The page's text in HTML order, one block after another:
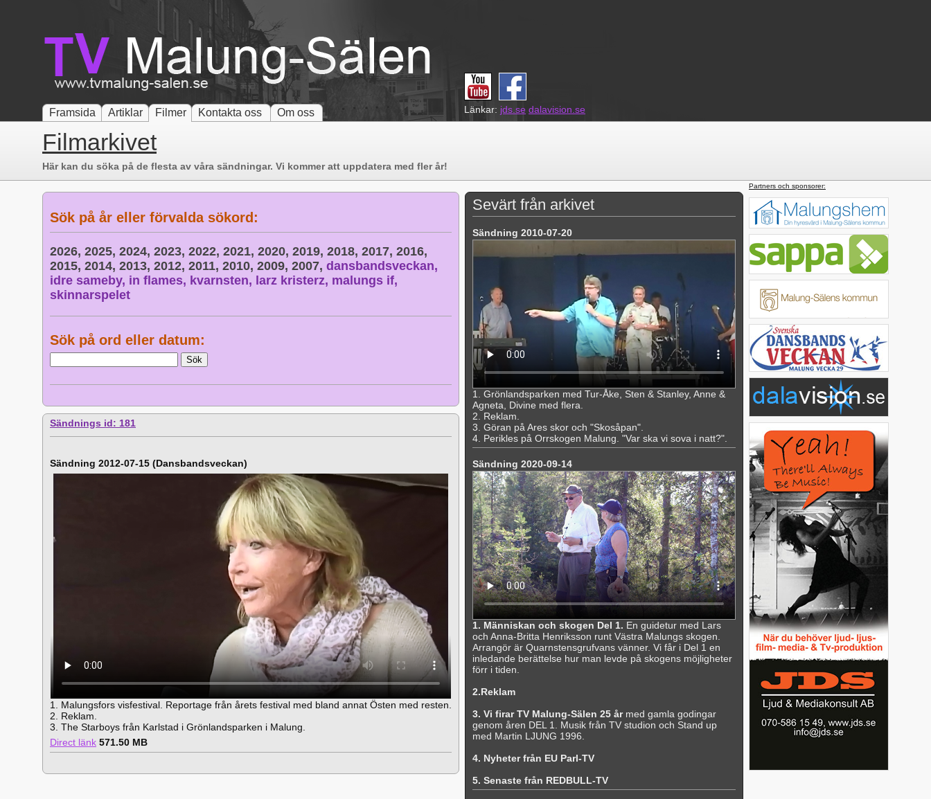
Framsida Artiklar Filmer Kontakta oss Om oss Länkar: jds.se dalavision.se
Filmarkivet
Här kan du söka på de flesta av våra sändningar. Vi kommer att uppdatera med fler år!
Sök på år eller förvalda sökord:
2026, 2025, 2024, 2023, 2022, 2021, 2020, 2019, 2018, 2017, 2016,
2015, 2014, 2013, 2012, 2011, 2010, 2009, 2007, dansbandsveckan,
idre sameby, in flames, kvarnsten, larz kristerz, malungs if,
skinnarspelet
Sök på ord eller datum:
Sändnings id: 181
Sändning 2012-07-15 (Dansbandsveckan)
1. Malungsfors visfestival. Reportage från årets festival med bland annat Östen med resten.
2. Reklam.
3. The Starboys från Karlstad i Grönlandsparken i Malung.
Direct länk 571.50 MB
Sevärt från arkivet
Sändning 2010-07-20
1. Grönlandsparken med Tur-Åke, Sten & Stanley, Anne &
Agneta, Divine med flera.
2. Reklam.
3. Göran på Ares skor och "Skosåpan".
4. Perikles på Orrskogen Malung. "Var ska vi sova i natt?".
Sändning 2020-09-14
1. Människan och skogen Del 1. En guidetur med Lars
och Anna-Britta Henriksson runt Västra Malungs skogen.
Arrangör är Quarnstensgrufvans vänner. Vi får i Del 1 en
inledande berättelse hur man levde på skogens möjligheter
förr i tiden.
2.Reklam
3. Vi firar TV Malung-Sälen 25 årmed gamla godingar
genom åren DEL 1. Musik från TV studion och Stand up
med Martin LJUNG 1996.
4. Nyheter från EU Parl-TV
5. Senaste från REDBULL-TV
Partners och sponsorer: